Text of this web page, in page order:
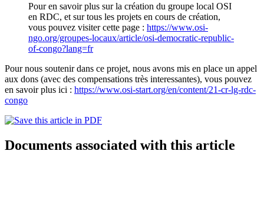
Pour en savoir plus sur la création du groupe local OSI
en RDC, et sur tous les projets en cours de création,
vous pouvez visiter cette page : https://www.osi-
ngo.org/groupes-locaux/article/osi-democratic-republic-
of-congo?lang=fr
Pour nous soutenir dans ce projet, nous avons mis en place un appel
aux dons (avec des compensations très interessantes), vous pouvez
en savoir plus ici : https://www.osi-start.org/en/content/21-cr-lg-rdc-
congo
Documents associated with this article